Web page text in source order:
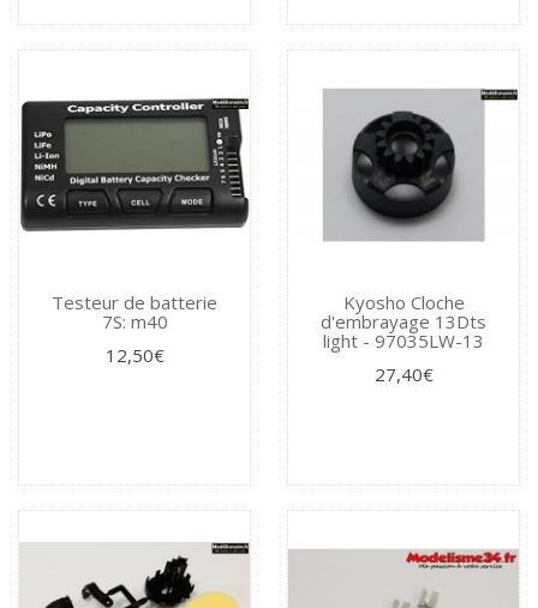
Testeur de batterie
7S: m40
12,50€
Kyosho Cloche
d'embrayage 13Dts
light - 97035LW-13
27,40€